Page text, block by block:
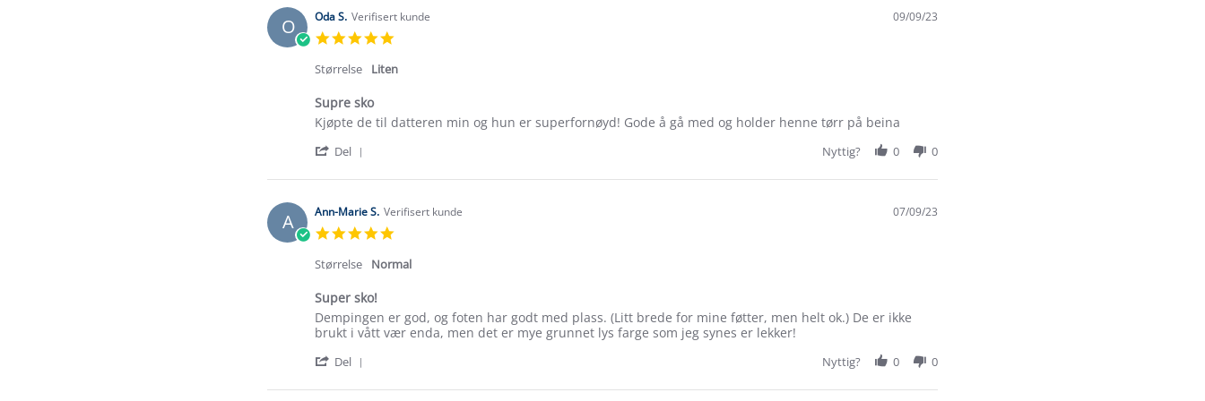
Sep
2023
Olav
H.
on
24
Sep
O Oda S. Verifisert kunde
rating
09/09/23
Størrelse Liten
Supre sko
Review
Oda
on
Sep
2023
review
Supre
Kjøpte de til datteren min og hun er superfornøyd! Gode å gå med og holder henne tørr på beina
Del
Review
Oda
S.
on
9
Sep
Nyttig? 0 0
A Ann-Marie S. Verifisert kunde
rating
07/09/23
Størrelse Normal
Super sko!
Review
by
Marie
on
review
stating
sko!
Dempingen er god, og foten har godt med plass. (Litt brede for mine føtter, men helt ok.) De er ikke
brukt i vått vær enda, men det er mye grunnet lys farge som jeg synes er lekker!
Del
Review
Nyttig? 0 0